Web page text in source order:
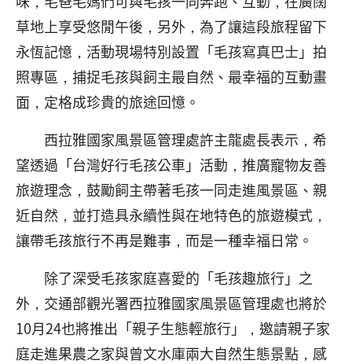
草地上享受悠閒午後，另外，為了讓這段旅程留下
永恆記憶，活動現場特別設置「毛孩寫真巴士」拍
照專區，捕捉毛孩與飼主最自然、最幸福的互動畫
面，定格成珍貴的旅途回憶。
西拉雅國家風景區管理處許主龍處長表示，希
望透過「台灣好行毛孩公車」活動，推廣寵物友善
旅遊理念，鼓勵飼主帶著毛孩一同走進風景區、親
近自然，並打造具永續性與在地特色的旅遊模式，
讓帶毛孩旅行不再是難事，而是一種幸福日常。
除了深受毛孩家庭喜愛的「毛孩趣旅行」之
外，交通部觀光署西拉雅國家風景區管理處也將於
10月24也將推出「親子生態輕旅行」，邀請親子家
庭走進果農之家與曾文水庫兩大自然生態景點，感